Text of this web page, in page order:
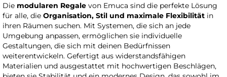
Die modularen Regale von Emuca sind die perfekte Lösung
für alle, die Organisation, Stil und maximale Flexibilität in
ihren Räumen suchen. Mit Systemen, die sich an jede
Umgebung anpassen, ermöglichen sie individuelle
Gestaltungen, die sich mit deinen Bedürfnissen
weiterentwickeln. Gefertigt aus widerstandsfähigen
Materialien und ausgestattet mit hochwertigen Beschlägen,